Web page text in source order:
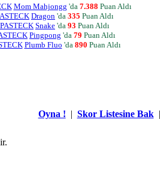
Mom Mahjongg 'da 7.388 Puan Aldı
Dragon 'da 335 Puan Aldı
Snake 'da 93 Puan Aldı
Pingpong 'da 79 Puan Aldı
Plumb Fluo 'da 890 Puan Aldı
Oyna ! | Skor Listesine Bak|